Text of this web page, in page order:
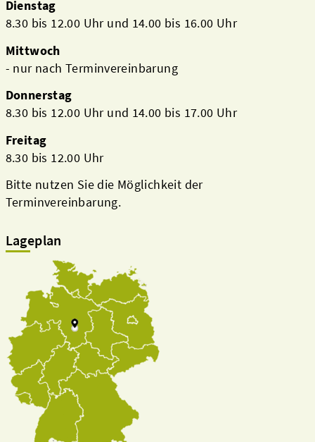
Dienstag
8.30 bis 12.00 Uhr und 14.00 bis 16.00 Uhr
Mittwoch
- nur nach Terminvereinbarung
Donnerstag
8.30 bis 12.00 Uhr und 14.00 bis 17.00 Uhr
Freitag
8.30 bis 12.00 Uhr
Bitte nutzen Sie die Möglichkeit der
Terminvereinbarung.
Lageplan